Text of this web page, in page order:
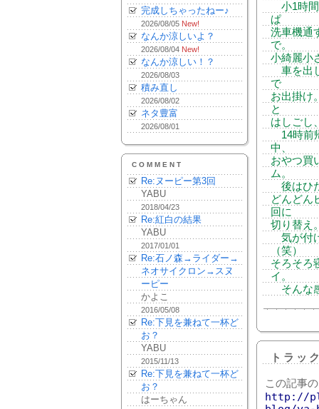
完成しちゃったねー♪
2026/08/05 New!
なんか涼しいよ？
2026/08/04 New!
なんか涼しい！？
2026/08/03
積み直し
2026/08/02
ネタ豊富
2026/08/01
COMMENT
Re:ヌーピー第3回
YABU
2018/04/23
Re:紅白の結果
YABU
2017/01/01
Re:石ノ森→ライダー→
ネオサイクロン→スヌ
ーピー
かよこ
2016/05/08
Re:下見を兼ねて一杯ど
お？
YABU
2015/11/13
Re:下見を兼ねて一杯ど
お？
はーちゃん
小1時間
ぱ
洗車機通
で。
小綺麗小
車を出
で
お出掛
と
はしごし
14時前
中、
おやつ買
ム。
後はひ
どんどん
回に
切り替え
気が付
（笑）
そろそろ
イ。
そんな
トラッ
この記事
http://